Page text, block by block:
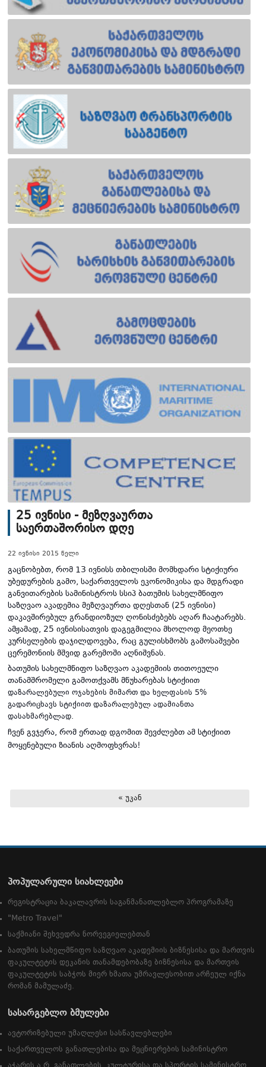
25 ივნისი - მეზღვაურთა
საერთაშორისო დღე
22 ივნისი 2015 წელი
გაცნობებთ, რომ 13 ივნისს თბილისში მომხდარი სტიქიური
უბედურების გამო, საქართველოს ეკონომიკისა და მდგრადი
განვითარების სამინისტროს სსიპ ბათუმის სახელმწიფო
საზღვაო აკადემია მეზღვაურთა დღესთან (25 ივნისი)
დაკავშირებულ გრანდიოზულ ღონისძებებს აღარ ჩაატარებს.
ამჟამად, 25 ივნისისათვის დაგეგმილია მხოლოდ მეოთხე
კურსელების დაჯილდოვება, რაც გულისხმობს გამოსაშვები
ცერემონიის მშვიდ გარემოში აღნიშვნას.
ბათუმის სახელმწიფო საზღვაო აკადემიის თითოეული
თანამშრომელი გამოთქვამს მწუხარებას სტიქიით
დაზარალებული ოჯახების მიმართ და ხელფასის 5%
გადარიცხავს სტიქიით დაზარალებულ ადამიანთა
დასახმარებლად.
ჩვენ გვჯერა, რომ ერთად დგომით შევძლებთ ამ სტიქიით
მოყენებული ზიანის აღმოფხვრას!
« უკან
პოპულარული სიახლეები
რეგისტრაცია ბაკალავრის საგანმანათლებლო პროგრამაზე
"Metro Travel"
საქმიანი შეხვედრა ნორვეგიელებთან
ბათუმის სახელმწიფო საზღვაო აკადემიის ბიზნესისა და მართვის
ფაკულტეტის დეკანის თანამდებობაზე ბიზნესისა და მართვის
ფაკულტეტის საბჭოს მიერ ხმათა უმრავლესობით არჩეულ იქნა
რომან მამულაძე.
სასარგებლო ბმულები
ავტორიზებული უმაღლესი სასწავლებლები
საქართველოს განათლებისა და მეცნიერების სამინისტრო